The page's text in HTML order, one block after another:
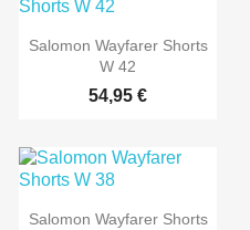
Salomon Wayfarer Shorts
W 42
54,95 €
Salomon Wayfarer Shorts